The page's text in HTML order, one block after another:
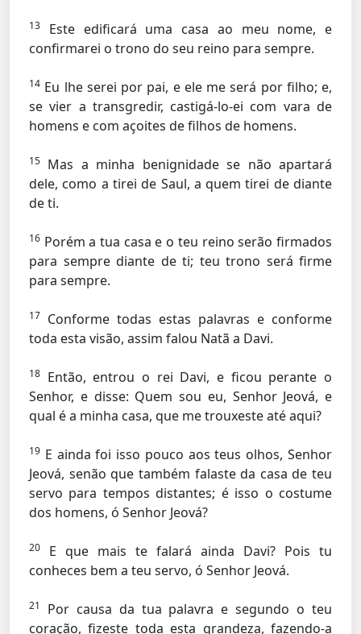
13
Este edificará uma casa ao meu nome, e
confirmarei o trono do seu reino para sempre.
14 Eu lhe serei por pai, e ele me será por filho; e,
se vier a transgredir, castigá-lo-ei com vara de
homens e com açoites de filhos de homens.
15 Mas a minha benignidade se não apartará
dele, como a tirei de Saul, a quem tirei de diante
de ti.
16 Porém a tua casa e o teu reino serão firmados
para sempre diante de ti; teu trono será firme
para sempre.
17 Conforme todas estas palavras e conforme
toda esta visão, assim falou Natã a Davi.
18 Então, entrou o rei Davi, e ficou perante o
Senhor, e disse: Quem sou eu, Senhor Jeová, e
qual é a minha casa, que me trouxeste até aqui?
19 E ainda foi isso pouco aos teus olhos, Senhor
Jeová, senão que também falaste da casa de teu
servo para tempos distantes; é isso o costume
dos homens, ó Senhor Jeová?
20
E que mais te falará ainda Davi? Pois tu
conheces bem a teu servo, ó Senhor Jeová.
21
Por causa da tua palavra e segundo o teu
coração, fizeste toda esta grandeza, fazendo-a